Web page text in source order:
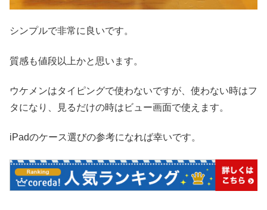
シンプルで非常に良いです。
質感も値段以上かと思います。
ウケメンはタイピングで使わないですが、使わない時はフ
タになり、見るだけの時はビュー画面で使えます。
iPadのケース選びの参考になれば幸いです。